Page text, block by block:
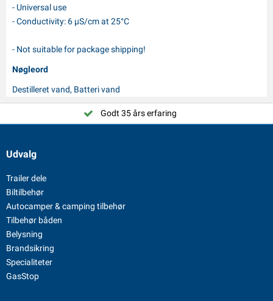
- Universal use
- Conductivity: 6 µS/cm at 25°C
- Not suitable for package shipping!
Nøgleord
Destilleret vand, Batteri vand
Godt 35 års erfaring
Udvalg
Trailer dele
Biltilbehør
Autocamper & camping tilbehør
Tilbehør båden
Belysning
Brandsikring
Specialiteter
GasStop